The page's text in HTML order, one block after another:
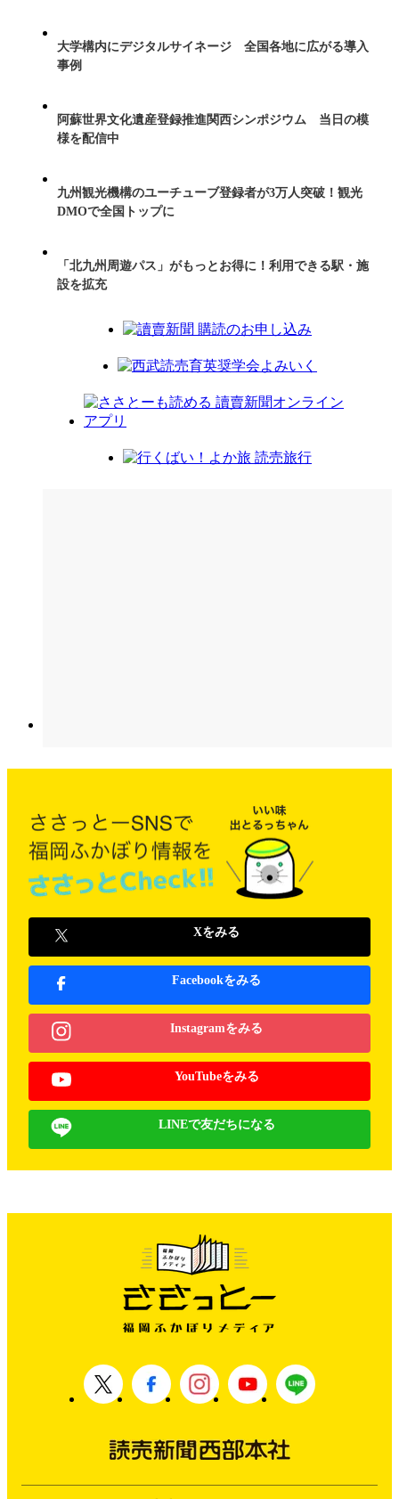
大学構内にデジタルサイネージ 全国各地に広がる導入
事例
阿蘇世界文化遺産登録推進関西シンポジウム 当日の模
様を配信中
九州観光機構のユーチューブ登録者が3万人突破！観光
DMOで全国トップに
「北九州周遊パス」がもっとお得に！利用できる駅・施
設を拡充
Xをみる
Facebookをみる
Instagramをみる
YouTubeをみる
LINEで友だちになる